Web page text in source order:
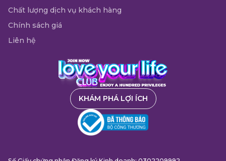
Chất lượng dịch vụ khách hàng
Chính sách giá
Liên hệ
KHÁM PHÁ LỢI ÍCH